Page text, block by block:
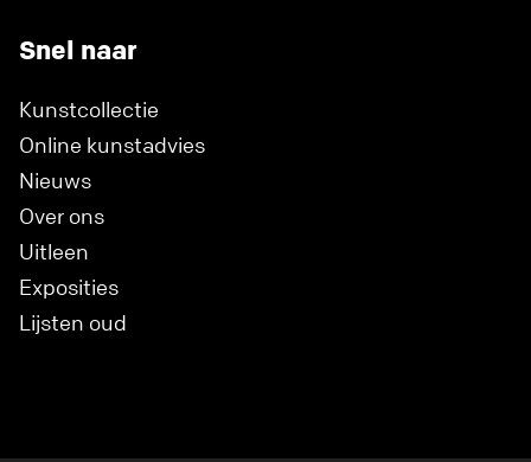
Snel naar
Kunstcollectie
Online kunstadvies
Nieuws
Over ons
Uitleen
Exposities
Lijsten oud